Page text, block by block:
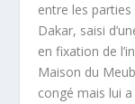
entre les parties
Dakar, saisi
en fixation de
Maison du
congé mais lui